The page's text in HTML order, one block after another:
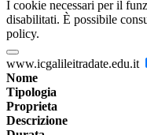
I cookie necessari per il
disabilitati. È possibile
policy.
www.icgalileitradate.edu.it
Nome
Tipologia
Proprieta
Descrizione